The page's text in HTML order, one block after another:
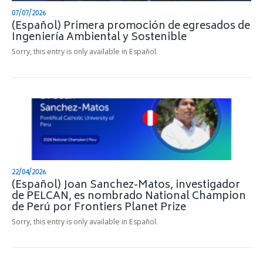
07/07/2026
(Español) Primera promoción de egresados de
Ingeniería Ambiental y Sostenible
Sorry, this entry is only available in Español.
22/04/2026
(Español) Joan Sanchez-Matos, investigador
de PELCAN, es nombrado National Champion
de Perú por Frontiers Planet Prize
Sorry, this entry is only available in Español.